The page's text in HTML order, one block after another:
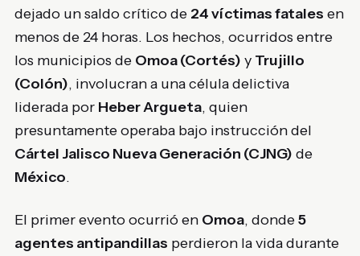
dejado un saldo crítico de 24 víctimas fatales en
menos de 24 horas. Los hechos, ocurridos entre
los municipios de Omoa (Cortés) y Trujillo
(Colón), involucran a una célula delictiva
liderada por Heber Argueta, quien
presuntamente operaba bajo instrucción del
Cártel Jalisco Nueva Generación (CJNG) de
México.
El primer evento ocurrió en Omoa, donde5
agentes antipandillas perdieron la vida durante